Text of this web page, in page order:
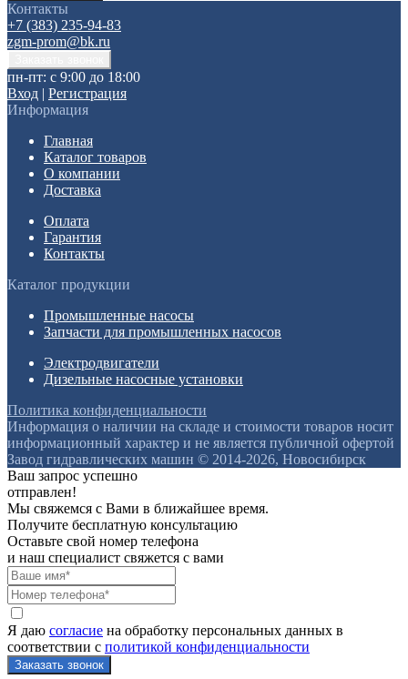
Контакты
+7 (383) 235-94-83
zgm-prom@bk.ru
пн-пт: с 9:00 до 18:00
Вход | Регистрация
Информация
Главная
Каталог товаров
О компании
Доставка
Оплата
Гарантия
Контакты
Каталог продукции
Промышленные насосы
Запчасти для промышленных насосов
Электродвигатели
Дизельные насосные установки
Политика конфиденциальности
Информация о наличии на складе и стоимости товаров носит
информационный характер и не является публичной офертой
Завод гидравлических машин © 2014-2026, Новосибирск
Ваш запрос успешно
отправлен!
Мы свяжемся с Вами в ближайшее время.
Получите бесплатную консультацию
Оставьте свой номер телефона
и наш специалист свяжется с вами
Я даю согласие на обработку персональных данных в
соответствии с политикой конфиденциальности